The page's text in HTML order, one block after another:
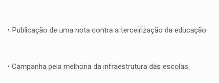
• Publicação de uma nota contra a terceirização da educação.
• Campanha pela melhoria da infraestrutura das escolas.